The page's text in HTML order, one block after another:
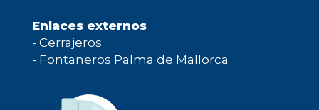
Enlaces externos
- Cerrajeros
- Fontaneros Palma de Mallorca